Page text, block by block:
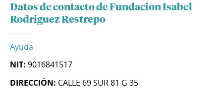
Datos de contacto de Fundacion Isabel
Rodriguez Restrepo
Ayuda
NIT: 9016841517
DIRECCIÓN: CALLE 69 SUR 81 G 35